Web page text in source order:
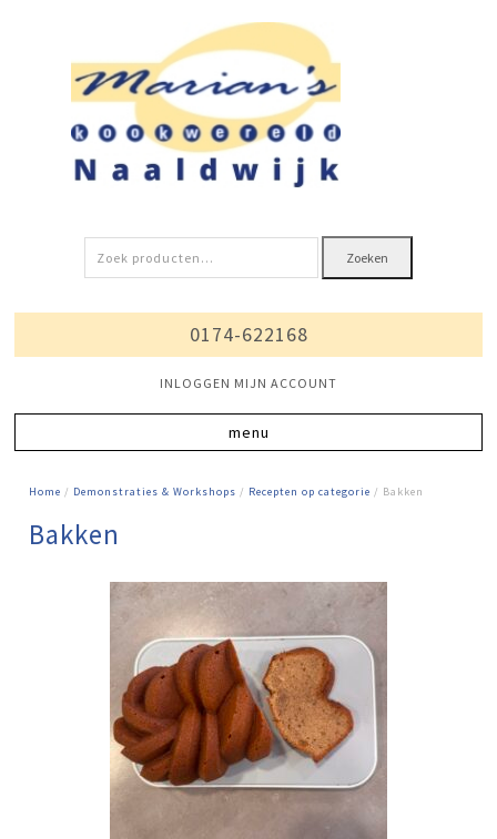
Zoeken
naar:
Zoeken
0174-622168
INLOGGEN MIJN ACCOUNT
Home / Demonstraties & Workshops / Recepten op categorie / Bakken
Bakken